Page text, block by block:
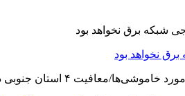
نخواهد بود